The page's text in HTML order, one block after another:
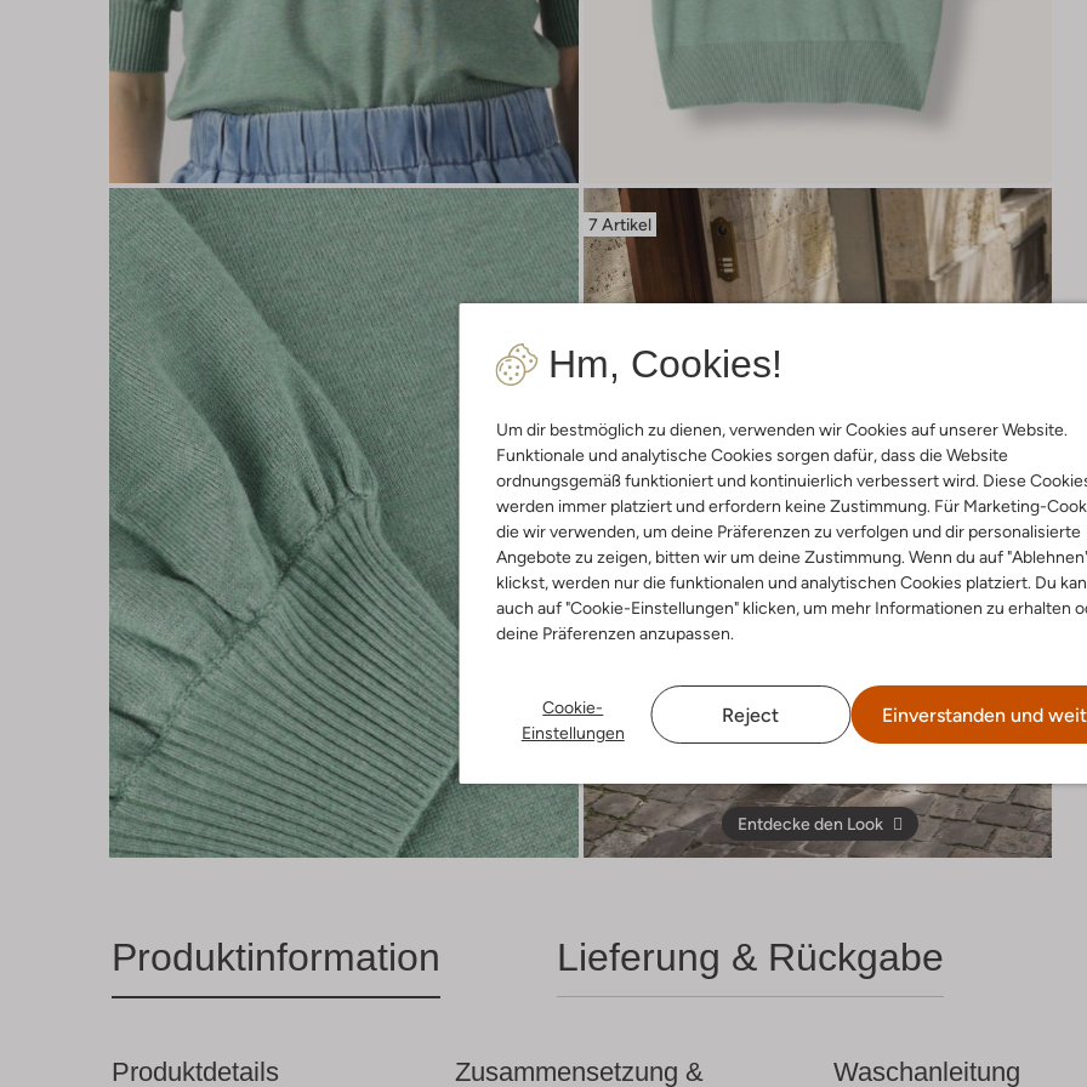
Hm, Cookies!
Um dir bestmöglich zu dienen, verwenden wir Cookies auf unserer Website.
Funktionale und analytische Cookies sorgen dafür, dass die Website
ordnungsgemäß funktioniert und kontinuierlich verbessert wird. Diese
werden immer platziert und erfordern keine Zustimmung. Für Marketing-
die wir verwenden, um deine Präferenzen zu verfolgen und dir personalisierte
Angebote zu zeigen, bitten wir um deine Zustimmung. Wenn du auf
klickst, werden nur die funktionalen und analytischen Cookies platziert. Du
auch auf "Cookie-Einstellungen" klicken, um mehr Informationen zu erhalten
deine Präferenzen anzupassen.
Cookie-
Einstellungen
Reject Einverstanden und
7 Artikel
Entdecke den Look
Produktinformation Lieferung & Rückgabe
Produktdetails Zusammensetzung & Waschanleitung